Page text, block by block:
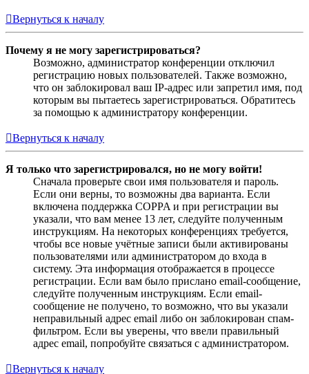
Вернуться к началу
Почему я не могу зарегистрироваться?
Возможно, администратор конференции отключил
регистрацию новых пользователей. Также возможно,
что он заблокировал ваш IP-адрес или запретил имя, под
которым вы пытаетесь зарегистрироваться. Обратитесь
за помощью к администратору конференции.
Вернуться к началу
Я только что зарегистрировался, но не могу войти!
Сначала проверьте свои имя пользователя и пароль.
Если они верны, то возможны два варианта. Если
включена поддержка COPPA и при регистрации вы
указали, что вам менее 13 лет, следуйте полученным
инструкциям. На некоторых конференциях требуется,
чтобы все новые учётные записи были активированы
пользователями или администратором до входа в
систему. Эта информация отображается в процессе
регистрации. Если вам было прислано email-сообщение,
следуйте полученным инструкциям. Если email-
сообщение не получено, то возможно, что вы указали
неправильный адрес email либо он заблокирован спам-
фильтром. Если вы уверены, что ввели правильный
адрес email, попробуйте связаться с администратором.
Вернуться к началу